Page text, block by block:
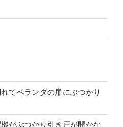
てベランダの扉にぶつかり
がぶつかり引き戸が開かな